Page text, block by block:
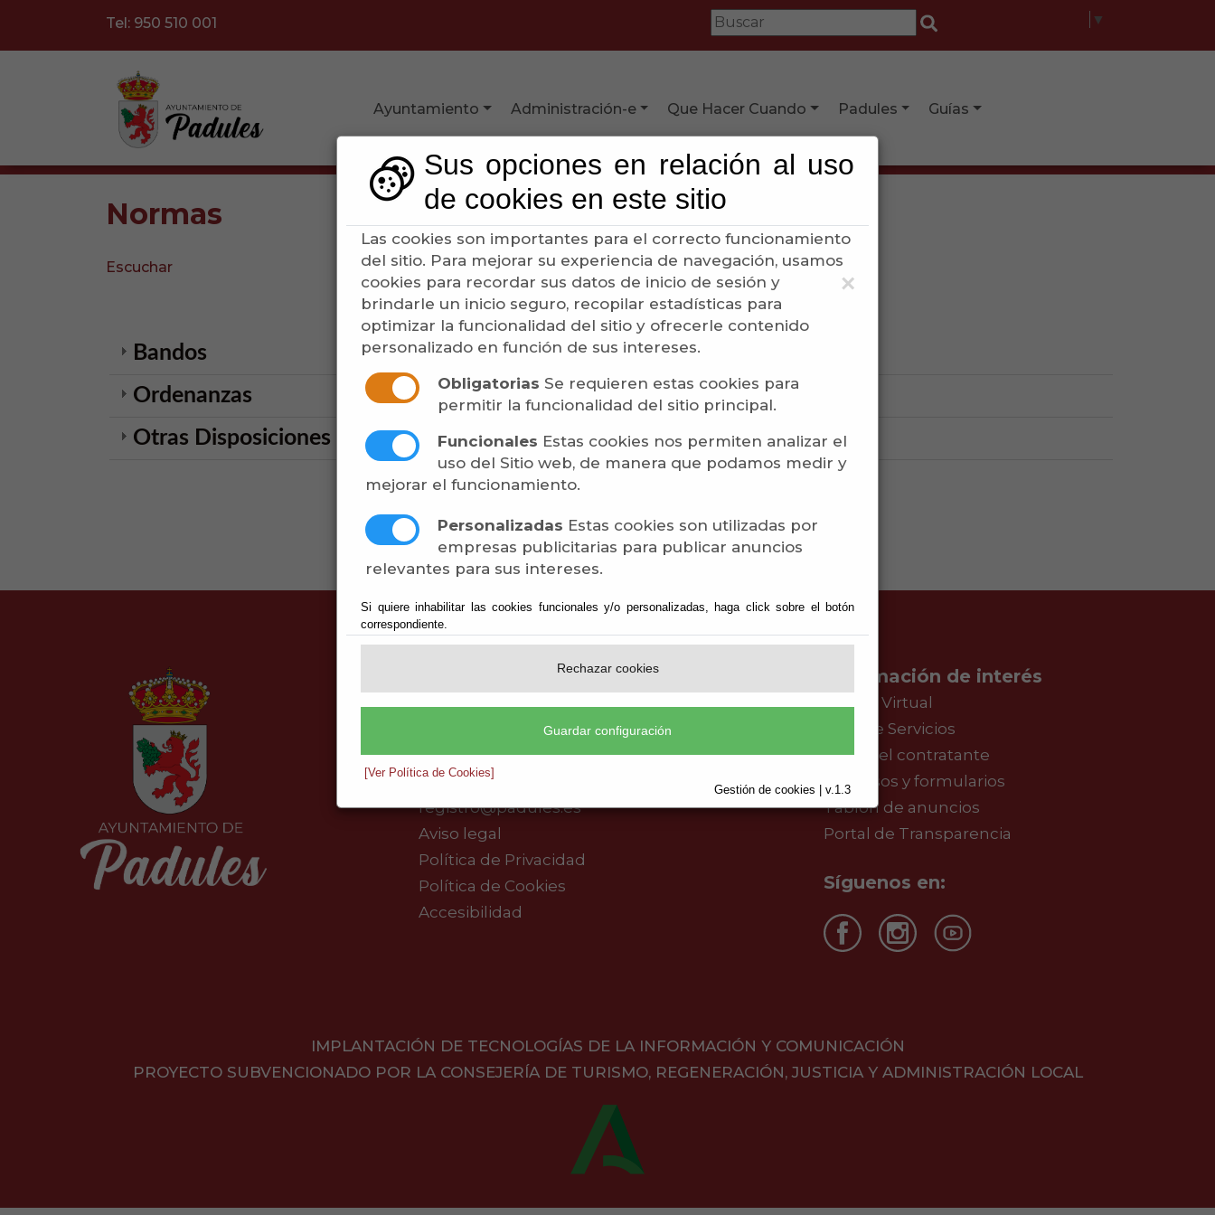
×
Sus opciones en relación al uso
de cookies en este sitio
Las cookies son importantes para el correcto funcionamiento
del sitio. Para mejorar su experiencia de navegación, usamos
cookies para recordar sus datos de inicio de sesión y
brindarle un inicio seguro, recopilar estadísticas para
optimizar la funcionalidad del sitio y ofrecerle contenido
personalizado en función de sus intereses.
Obligatorias Se requieren estas cookies para
permitir la funcionalidad del sitio principal.
Funcionales Estas cookies nos permiten analizar el
uso del Sitio web, de manera que podamos medir y
mejorar el funcionamiento.
Personalizadas Estas cookies son utilizadas por
empresas publicitarias para publicar anuncios
relevantes para sus intereses.
Si quiere inhabilitar las cookies funcionales y/o personalizadas, haga click sobre el botón
correspondiente.
Rechazar cookies
Guardar configuración
[Ver Política de Cookies]
Gestión de cookies | v.1.3
Tel: 950 510 001 ▼
Ayuntamiento Administración-e Que Hacer Cuando Padules Guías
Normas
Escuchar
Bandos
Ordenanzas
Otras Disposiciones Generales
Ayuntamiento de Padules
CIF: P-0407100-G
Plaza de la Constitución, 1 - 04458 Padules
(Almería)
Teléf.:950.510.001
registro@padules.es
Aviso legal
Política de Privacidad
Política de Cookies
Accesibilidad
Información de interés
Oficina Virtual
Guía de Servicios
Perfil del contratante
Impresos y formularios
Tablón de anuncios
Portal de Transparencia
Síguenos en:
IMPLANTACIÓN DE TECNOLOGÍAS DE LA INFORMACIÓN Y COMUNICACIÓN
PROYECTO SUBVENCIONADO POR LA CONSEJERÍA DE TURISMO, REGENERACIÓN, JUSTICIA Y ADMINISTRACIÓN LOCAL